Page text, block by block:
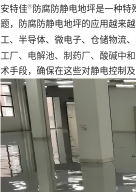
安特佳®防腐防静电地坪是一种
题，
防腐 防静电地坪的应用越来越
工、半导体、微电子、仓储物流
工厂、电解池、制药厂、酸碱中
术手段，确保在这些对静电控制